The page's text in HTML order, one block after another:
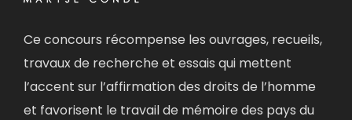
Ce concours récompense les ouvrages, recueils,
travaux de recherche et essais qui mettent
l’accent sur l’affirmation des droits de l’homme
et favorisent le travail de mémoire des pays du